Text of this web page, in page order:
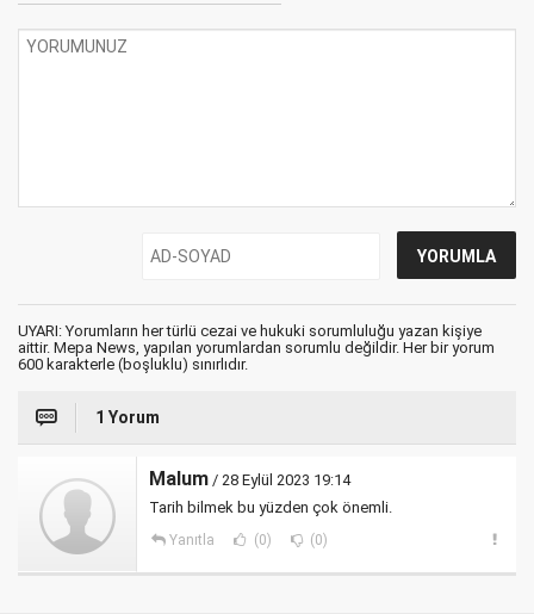
UYARI: Yorumların her türlü cezai ve hukuki sorumluluğu yazan kişiye
aittir. Mepa News, yapılan yorumlardan sorumlu değildir. Her bir yorum
600 karakterle (boşluklu) sınırlıdır.
1 Yorum
Malum / 28 Eylül 2023 19:14
Tarih bilmek bu yüzden çok önemli.
Yanıtla (0) (0)